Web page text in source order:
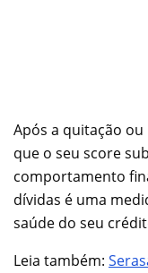
Após a quitação
que o seu score
comportamento
dívidas é uma
saúde do seu
Leia também: